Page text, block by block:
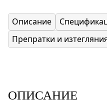
Описание
Препратки и
ОПИСАНИЕ